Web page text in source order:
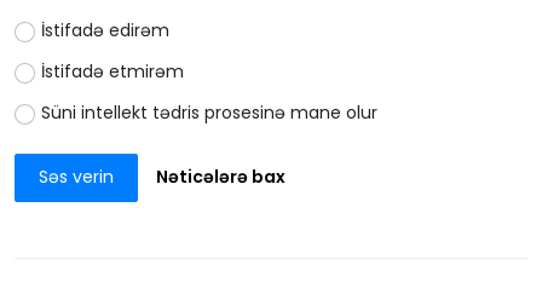
İstifadə edirəm
İstifadə etmirəm
Süni intellekt tədris prosesinə mane olur
Səs verin Nəticələrə bax